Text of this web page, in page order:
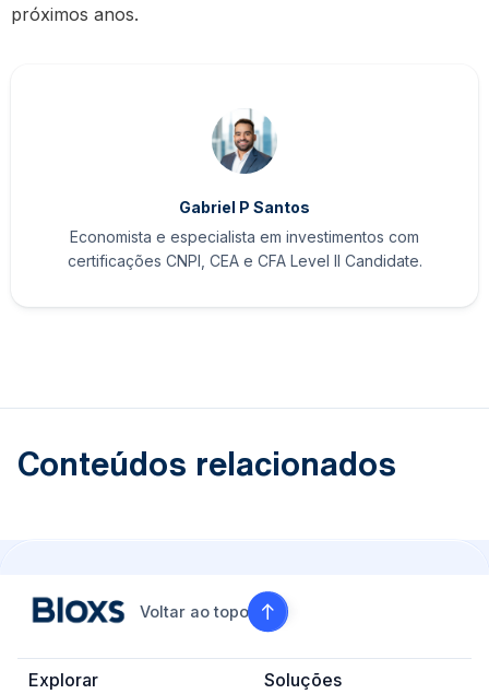
próximos anos.
Gabriel P Santos
Economista e especialista em investimentos com
certificações CNPI, CEA e CFA Level II Candidate.
Conteúdos relacionados
Voltar ao topo
Explorar Soluções